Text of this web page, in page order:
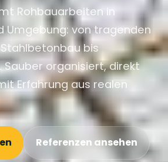
Rohbauarbeiten in
Umgebung: von tragenden
bis
Sauber organisiert, direkt
Erfahrung aus realen
Referenzen ansehen